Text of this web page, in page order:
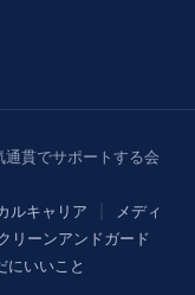
貫でサポートする会
ルキャリア
メディ
リーンアンドガード
にいいこと